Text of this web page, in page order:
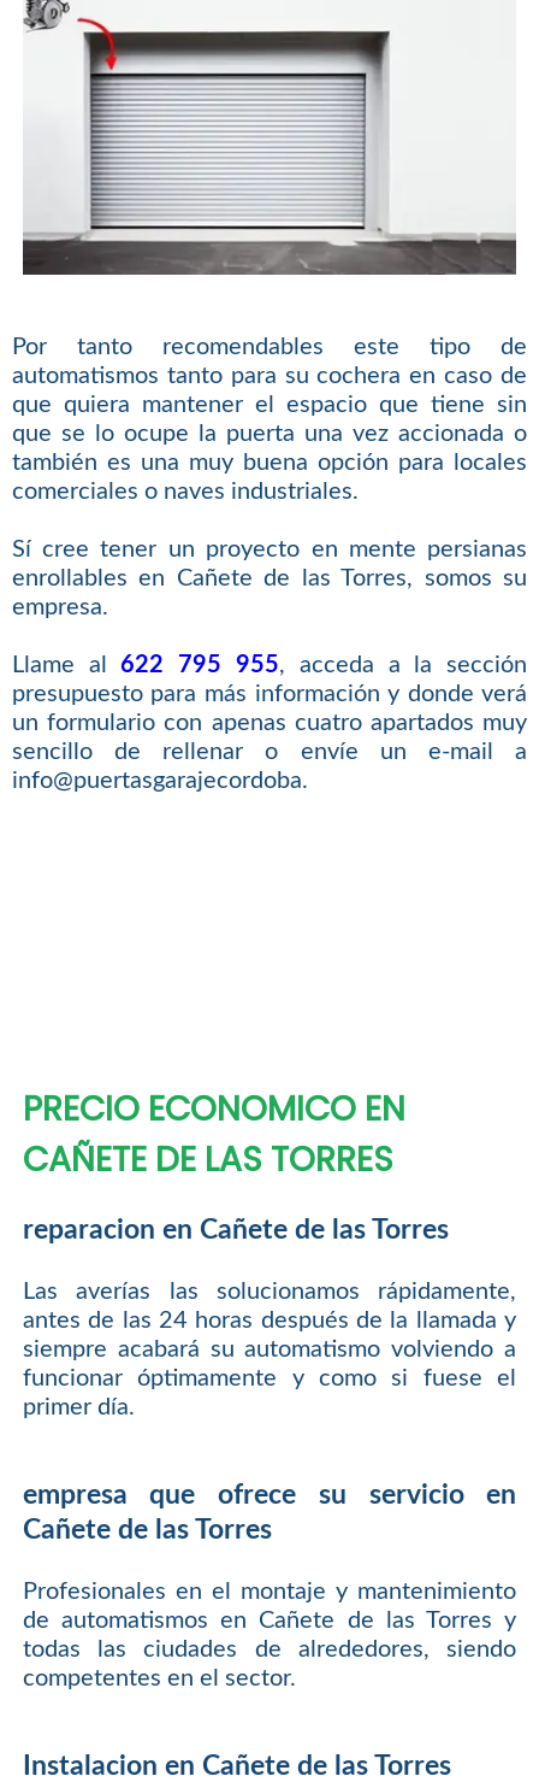
Por tanto recomendables este tipo de
automatismos tanto para su cochera en caso de
que quiera mantener el espacio que tiene sin
que se lo ocupe la puerta una vez accionada o
también es una muy buena opción para locales
comerciales o naves industriales.
Sí cree tener un proyecto en mente persianas
enrollables en Cañete de las Torres, somos su
empresa.
Llame al622 795 955, acceda a la sección
presupuesto para más información y donde verá
un formulario con apenas cuatro apartados muy
sencillo de rellenar o envíe un e-mail a
info@puertasgarajecordoba.
PRECIO ECONOMICO EN
CAÑETE DE LAS TORRES
reparacion en Cañete de las Torres
Las averías las solucionamos rápidamente,
antes de las 24 horas después de la llamada y
siempre acabará su automatismo volviendo a
funcionar óptimamente y como si fuese el
primer día.
empresa que ofrece su servicio en
Cañete de las Torres
Profesionales en el montaje y mantenimiento
de automatismos en Cañete de las Torres y
todas las ciudades de alrededores, siendo
competentes en el sector.
Instalacion en Cañete de las Torres